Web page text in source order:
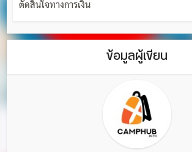
ตัดสินใจทางการเงิน
ข้อมูลผู้เขียน